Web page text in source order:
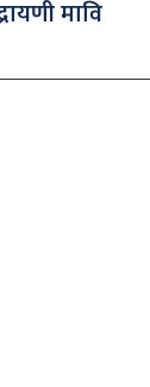
मावि